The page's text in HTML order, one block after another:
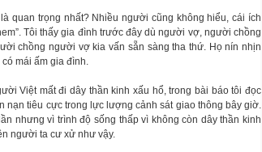
quan trọng nhất? Nhiều người cũng không hiểu, cái ích
Tôi thấy gia đình trước đây dù người vợ, người chồng
chồng người vợ kia vấn sẵn sàng tha thứ. Họ nín nhịn
mái ấm gia đình.
Việt mất đi dây thần kinh xấu hổ, trong bài báo tôi đọc
nạn tiêu cực trong lực lượng cảnh sát giao thông bây giờ.
nhưng vì trình độ sống thấp vì không còn dây thần kinh
người ta cư xử như vậy.